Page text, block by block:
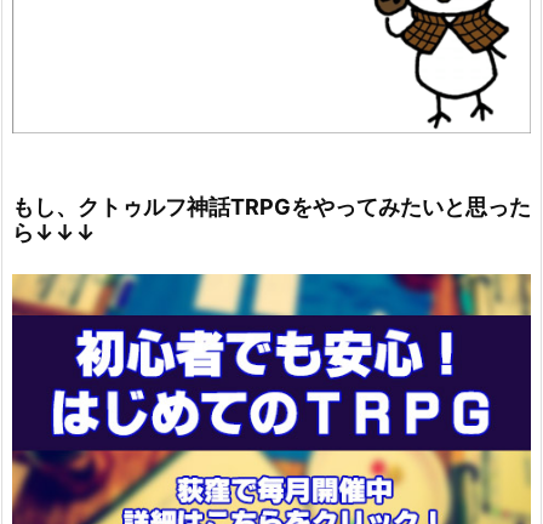
もし、クトゥルフ神話TRPGをやってみたいと思った
ら↓↓↓